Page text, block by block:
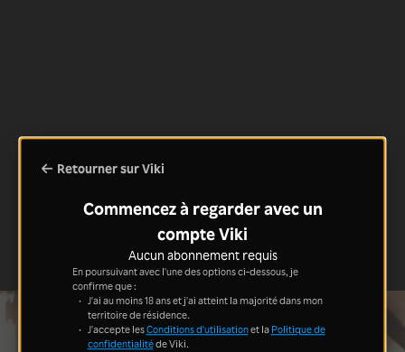
Retourner sur Viki
Commencez à regarder avec un
compte Viki
Aucun abonnement requis
En poursuivant avec l'une des options ci-dessous, je
confirme que :
J'ai au moins 18 ans et j'ai atteint la majorité dans mon
territoire de résidence.
J'accepte lesConditions d'utilisationet la Politique de
confidentialitéde Viki.